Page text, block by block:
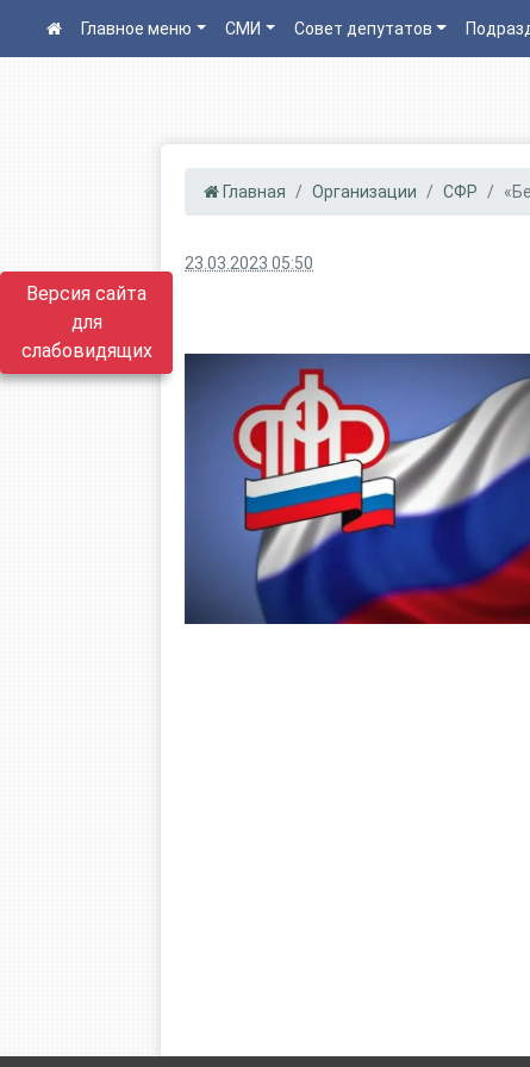
Версия сайта
для
слабовидящих
Главное меню СМИ Совет депутатов
Главная Организации СФР
23.03.2023 05:50